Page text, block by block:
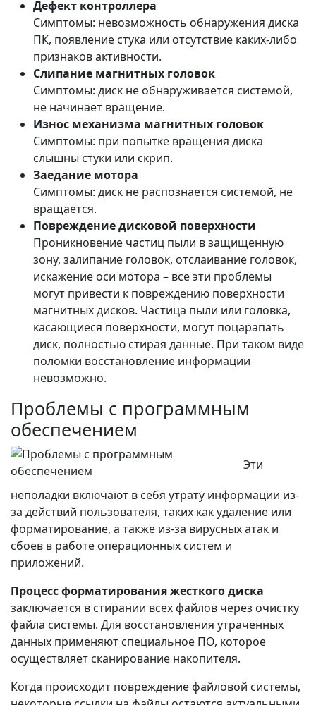
Дефект контроллера
Симптомы: невозможность обнаружения диска
ПК, появление стука или отсутствие каких-либо
признаков активности.
Слипание магнитных головок
Симптомы: диск не обнаруживается системой,
не начинает вращение.
Износ механизма магнитных головок
Симптомы: при попытке вращения диска
слышны стуки или скрип.
Заедание мотора
Симптомы: диск не распознается системой, не
вращается.
Повреждение дисковой поверхности
Проникновение частиц пыли в защищенную
зону, залипание головок, отслаивание головок,
искажение оси мотора – все эти проблемы
могут привести к повреждению поверхности
магнитных дисков. Частица пыли или головка,
касающиеся поверхности, могут поцарапать
диск, полностью стирая данные. При таком виде
поломки восстановление информации
невозможно.
Проблемы с программным
обеспечением
Эти
неполадки включают в себя утрату информации из-
за действий пользователя, таких как удаление или
форматирование, а также из-за вирусных атак и
сбоев в работе операционных систем и
приложений.
Процесс форматирования жесткого диска
заключается в стирании всех файлов через очистку
файла системы. Для восстановления утраченных
данных применяют специальное ПО, которое
осуществляет сканирование накопителя.
Когда происходит повреждение файловой системы,